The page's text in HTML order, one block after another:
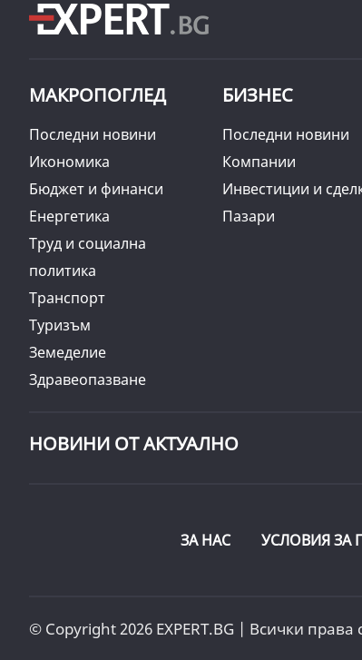
МАКРОПОГЛЕД
Последни новини
Икономика
Бюджет и финанси
Енергетика
Труд и социална
политика
Транспорт
Туризъм
Земеделие
Здравеопазване
БИЗНЕС
Последни новини
Компании
Инвестиции и
Пазари
НОВИНИ ОТ АКТУАЛНО
ЗА НАС УСЛОВИЯ ЗА
© Copyright 2026 EXPERT.BG | Всички права